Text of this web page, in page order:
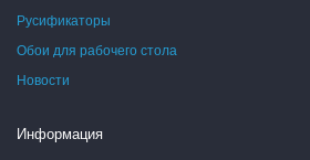
Русификаторы
Обои для рабочего стола
Новости
Информация